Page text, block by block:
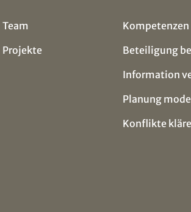
Team
Projekte
Kompetenzen
Beteiligung
Information
Planung
Konflikte